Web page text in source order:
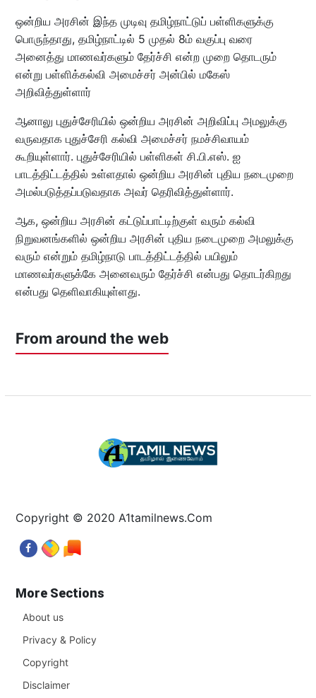
ஒன்றிய அரசின் இந்த முடிவு தமிழ்நாட்டுப் பள்ளிகளுக்கு
பொருந்தாது, தமிழ்நாட்டில் 5 முதல் 8ம் வகுப்பு வரை
அனைத்து மாணவர்களும் தேர்ச்சி என்ற முறை தொடரும்
என்று பள்ளிக்கல்வி அமைச்சர் அன்பில் மகேஸ்
அறிவித்துள்ளார்
ஆனாலு புதுச்சேரியில் ஒன்றிய அரசின் அறிவிப்பு அமலுக்கு
வருவதாக புதுச்சேரி கல்வி அமைச்சர் நமச்சிவாயம்
கூறியுள்ளார். புதுச்சேரியில் பள்ளிகள் சி.பி.எஸ். ஐ
பாடத்திட்டத்தில் உள்ளதால் ஒன்றிய அரசின் புதிய நடைமுறை
அமல்படுத்தப்படுவதாக அவர் தெரிவித்துள்ளார்.
ஆக, ஒன்றிய அரசின் கட்டுப்பாட்டிற்குள் வரும் கல்வி
நிறுவனங்களில் ஒன்றிய அரசின் புதிய நடைமுறை அமலுக்கு
வரும் என்றும் தமிழ்நாடு பாடத்திட்டத்தில் பயிலும்
மாணவர்களுக்கே அனைவரும் தேர்ச்சி என்பது தொடர்கிறது
என்பது தெளிவாகியுள்ளது.
From around the web
Copyright © 2020 A1tamilnews.Com
More Sections
About us
Privacy & Policy
Copyright
Disclaimer